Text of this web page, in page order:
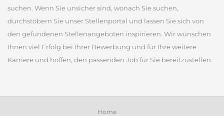
suchen. Wenn Sie unsicher sind, wonach Sie suchen,
durchstöbern Sie unser Stellenportal und lassen Sie sich von
den gefundenen Stellenangeboten inspirieren. Wir wünschen
Ihnen viel Erfolg bei Ihrer Bewerbung und für Ihre weitere
Karriere und hoffen, den passenden Job für Sie bereitzustellen.
Home